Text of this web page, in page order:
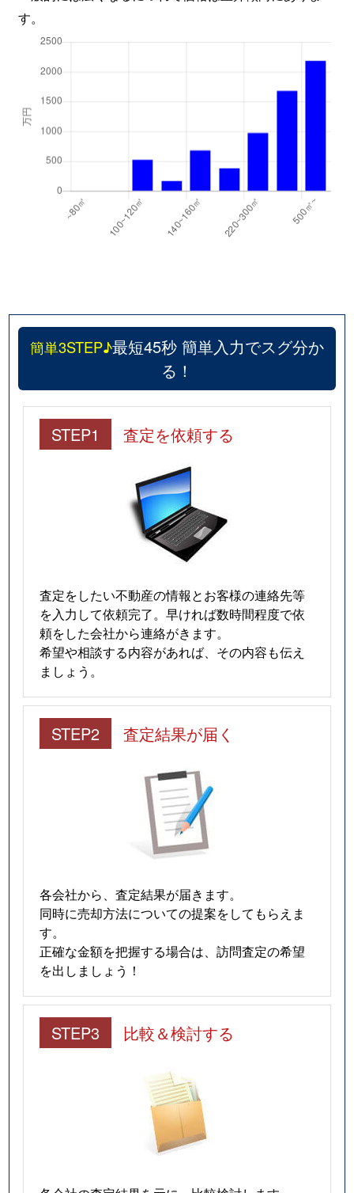
す。
簡単3STEP♪最短45秒 簡単入力でスグ分か
る！
STEP1 査定を依頼する
査定をしたい不動産の情報とお客様の連絡先等
を入力して依頼完了。早ければ数時間程度で依
頼をした会社から連絡がきます。
希望や相談する内容があれば、その内容も伝え
ましょう。
STEP2 査定結果が届く
各会社から、査定結果が届きます。
同時に売却方法についての提案をしてもらえま
す。
正確な金額を把握する場合は、訪問査定の希望
を出しましょう！
STEP3 比較＆検討する